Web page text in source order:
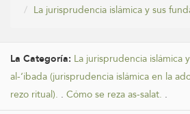
La jurisprudencia islámica y sus
La Categoría: La jurisprudencia islámica
al-‘ibada (jurisprudencia islámica en la
rezo ritual). . Cómo se reza as-salat. .